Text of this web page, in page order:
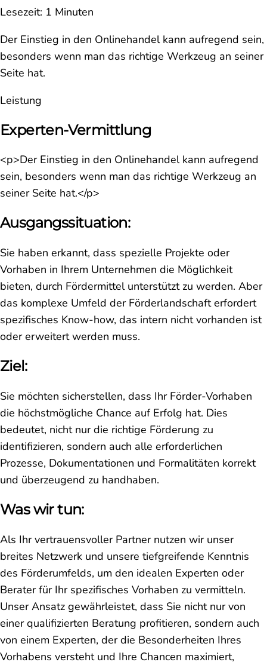
Lesezeit: 1 Minuten
Der Einstieg in den Onlinehandel kann aufregend sein,
besonders wenn man das richtige Werkzeug an seiner
Seite hat.
Leistung
Experten-Vermittlung
<p>Der Einstieg in den Onlinehandel kann aufregend
sein, besonders wenn man das richtige Werkzeug an
seiner Seite hat.</p>
Ausgangssituation:
Sie haben erkannt, dass spezielle Projekte oder
Vorhaben in Ihrem Unternehmen die Möglichkeit
bieten, durch Fördermittel unterstützt zu werden. Aber
das komplexe Umfeld der Förderlandschaft erfordert
spezifisches Know-how, das intern nicht vorhanden ist
oder erweitert werden muss.
Ziel:
Sie möchten sicherstellen, dass Ihr Förder-Vorhaben
die höchstmögliche Chance auf Erfolg hat. Dies
bedeutet, nicht nur die richtige Förderung zu
identifizieren, sondern auch alle erforderlichen
Prozesse, Dokumentationen und Formalitäten korrekt
und überzeugend zu handhaben.
Was wir tun:
Als Ihr vertrauensvoller Partner nutzen wir unser
breites Netzwerk und unsere tiefgreifende Kenntnis
des Förderumfelds, um den idealen Experten oder
Berater für Ihr spezifisches Vorhaben zu vermitteln.
Unser Ansatz gewährleistet, dass Sie nicht nur von
einer qualifizierten Beratung profitieren, sondern auch
von einem Experten, der die Besonderheiten Ihres
Vorhabens versteht und Ihre Chancen maximiert,